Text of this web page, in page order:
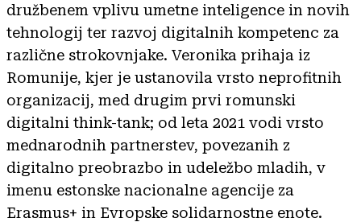
družbenem vplivu umetne inteligence in novih
tehnologij ter razvoj digitalnih kompetenc za
različne strokovnjake. Veronika prihaja iz
Romunije, kjer je ustanovila vrsto neprofitnih
organizacij, med drugim prvi romunski
digitalni think-tank; od leta 2021 vodi vrsto
mednarodnih partnerstev, povezanih z
digitalno preobrazbo in udeležbo mladih, v
imenu estonske nacionalne agencije za
Erasmus+ in Evropske solidarnostne enote.